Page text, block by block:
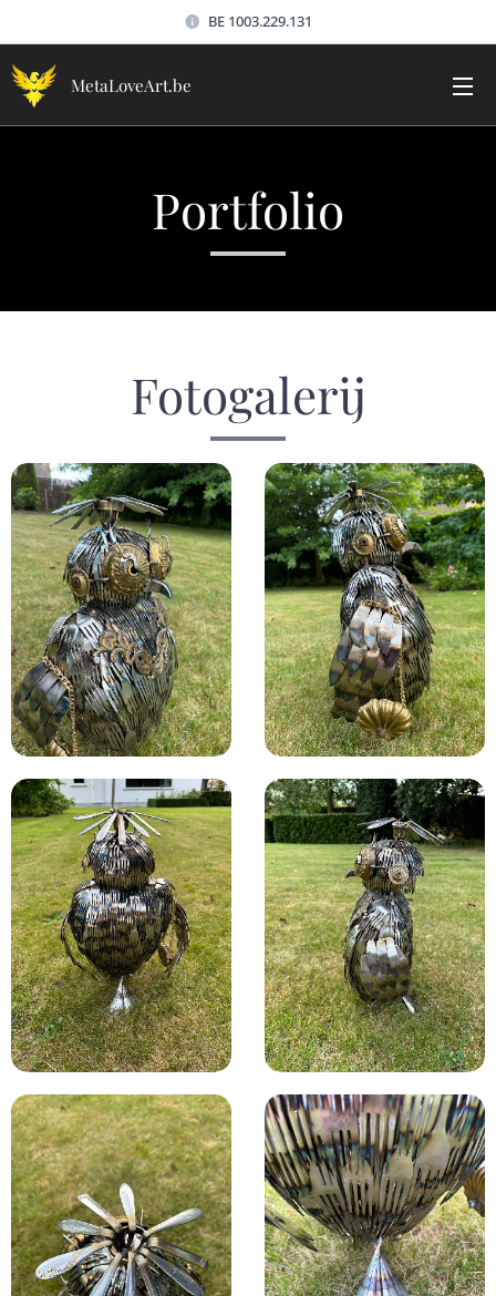
BE 1003.229.131
MetaLoveArt.be
Portfolio
Fotogalerij